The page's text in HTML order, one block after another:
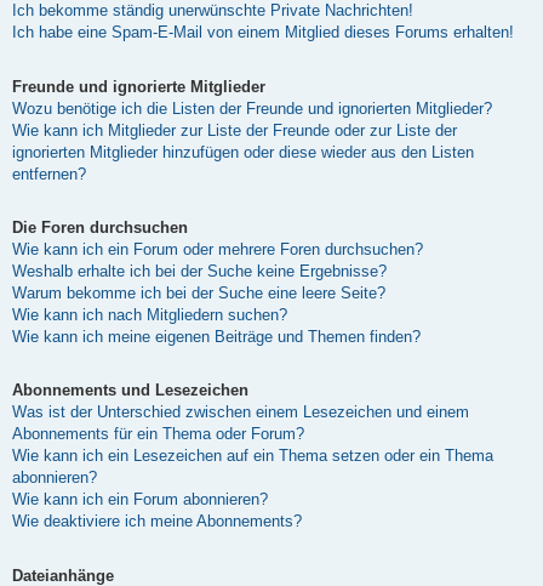
Ich bekomme ständig unerwünschte Private Nachrichten!
Ich habe eine Spam-E-Mail von einem Mitglied dieses Forums erhalten!
Freunde und ignorierte Mitglieder
Wozu benötige ich die Listen der Freunde und ignorierten Mitglieder?
Wie kann ich Mitglieder zur Liste der Freunde oder zur Liste der
ignorierten Mitglieder hinzufügen oder diese wieder aus den Listen
entfernen?
Die Foren durchsuchen
Wie kann ich ein Forum oder mehrere Foren durchsuchen?
Weshalb erhalte ich bei der Suche keine Ergebnisse?
Warum bekomme ich bei der Suche eine leere Seite?
Wie kann ich nach Mitgliedern suchen?
Wie kann ich meine eigenen Beiträge und Themen finden?
Abonnements und Lesezeichen
Was ist der Unterschied zwischen einem Lesezeichen und einem
Abonnements für ein Thema oder Forum?
Wie kann ich ein Lesezeichen auf ein Thema setzen oder ein Thema
abonnieren?
Wie kann ich ein Forum abonnieren?
Wie deaktiviere ich meine Abonnements?
Dateianhänge